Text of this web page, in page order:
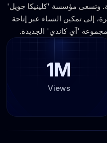
وتسعى مؤسسة 'كلينيكا جويل'
إلى تمكين النساء عبر إتاحة
مجموعة 'آي كاندي' الجديدة.
1M
Views